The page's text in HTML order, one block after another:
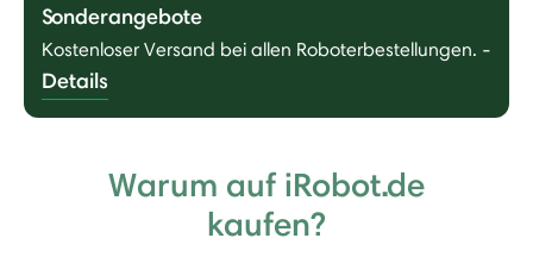
Sonderangebote
Kostenloser Versand bei allen Roboterbestellungen. -
Details
Warum auf iRobot.de
kaufen?